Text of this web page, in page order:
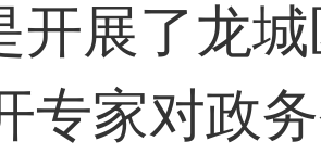
开展了龙
专家对政